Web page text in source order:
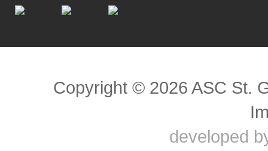
Copyright © 2026 ASC St.
developed